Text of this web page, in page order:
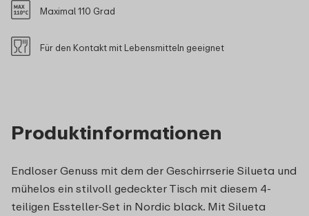
Produktinformationen
Endloser Genuss mit dem der Geschirrserie Silueta und
mühelos ein stilvoll gedeckter Tisch mit diesem 4-
teiligen Essteller-Set in Nordic black. Mit Silueta
Maximal 110 Grad
Für den Kontakt mit Lebensmitteln geeignet